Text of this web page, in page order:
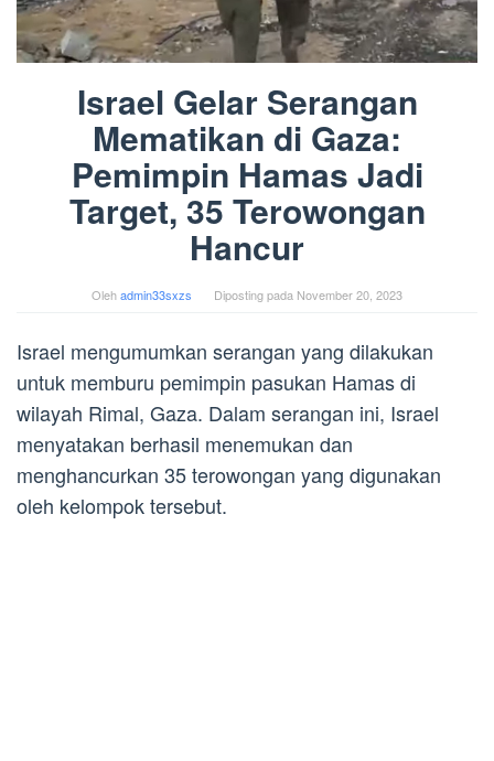
Israel Gelar Serangan
Mematikan di Gaza:
Pemimpin Hamas Jadi
Target, 35 Terowongan
Hancur
Olehadmin33sxzs Diposting pada November 20, 2023
Israel mengumumkan serangan yang dilakukan
untuk memburu pemimpin pasukan Hamas di
wilayah Rimal, Gaza. Dalam serangan ini, Israel
menyatakan berhasil menemukan dan
menghancurkan 35 terowongan yang digunakan
oleh kelompok tersebut.